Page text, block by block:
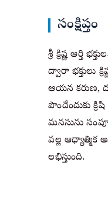
సంక్షిప్తం
శ్రీ క్రిష్ణ ఆర్తి
ద్వారా భక్తులు
ఆయన కరుణ,
పొందేందుకు
మనసును
వల్ల
లభిస్తుంది.